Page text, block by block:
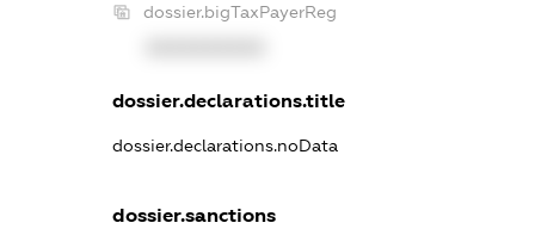
dossier.bigTaxPayerReg
dossier.declarations.title
dossier.declarations.noData
dossier.sanctions